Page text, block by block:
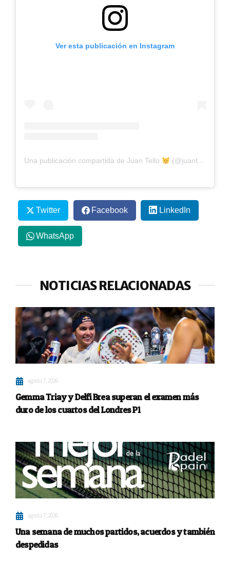
Ver esta publicación en Instagram
Una publicación compartida de Juan Tello (@juantelloo)
Twitter Facebook LinkedIn
WhatsApp
NOTICIAS RELACIONADAS
agosto 7, 2026
Gemma Triay y Delfi Brea superan el examen más
duro de los cuartos del Londres P1
agosto 7, 2026
Una semana de muchos partidos, acuerdos y también
despedidas